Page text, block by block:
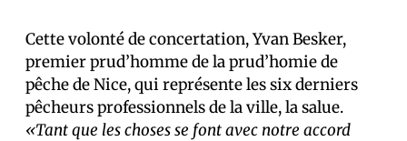
Cette volonté de concertation, Yvan Besker,
premier prud’homme de la prud’homie de
pêche de Nice, qui représente les six derniers
pêcheurs professionnels de la ville, la salue.
«Tant que les choses se font avec notre accord